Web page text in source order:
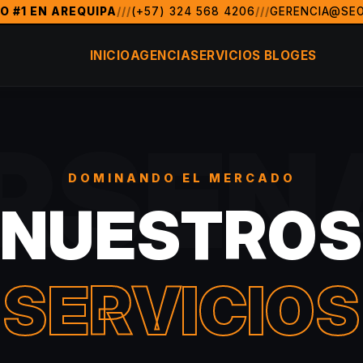
de marketing digital y posicionamiento SEO en
Arequipa, Colombia, México, Argentina, Chile, Perú,
#1 EN AREQUIPA///(+57) 324 568 4206///
INICIOAGENCIASERVICIOS BLOGES
DOMINANDO EL MERCADO
NUESTROS
SERVICIOS